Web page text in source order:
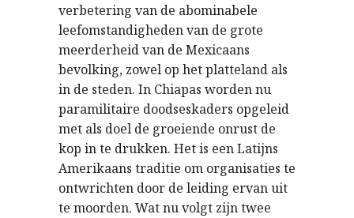
verbetering van de abominabele
leefomstandigheden van de grote
meerderheid van de Mexicaans
bevolking, zowel op het platteland als
in de steden. In Chiapas worden nu
paramilitaire doodseskaders opgeleid
met als doel de groeiende onrust de
kop in te drukken. Het is een Latijns
Amerikaans traditie om organisaties te
ontwrichten door de leiding ervan uit
te moorden. Wat nu volgt zijn twee